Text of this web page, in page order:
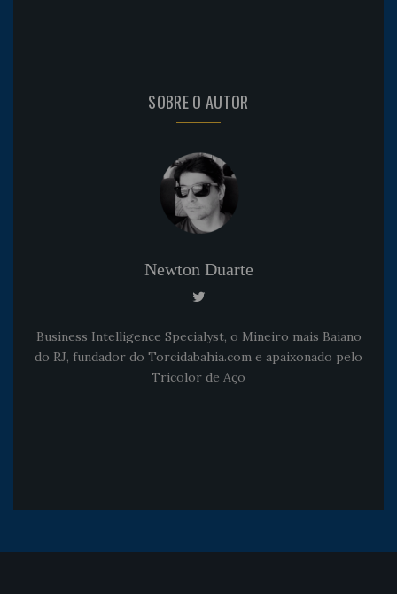
SOBRE O AUTOR
Newton Duarte
Business Intelligence Specialyst, o Mineiro mais Baiano
do RJ, fundador do Torcidabahia.com e apaixonado pelo
Tricolor de Aço